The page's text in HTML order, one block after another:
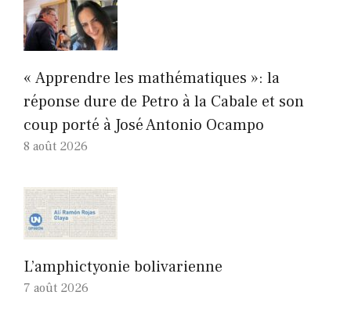
« Apprendre les mathématiques »: la
réponse dure de Petro à la Cabale et son
coup porté à José Antonio Ocampo
8 août 2026
L’amphictyonie bolivarienne
7 août 2026